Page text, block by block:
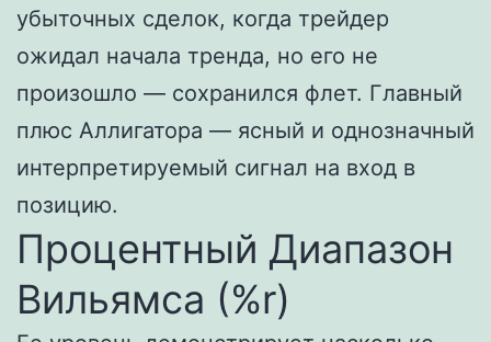
убыточных сделок, когда трейдер
ожидал начала тренда, но его не
произошло — сохранился флет. Главный
плюс Аллигатора — ясный и однозначный
интерпретируемый сигнал на вход в
позицию.
Процентный Диапазон
Вильямса (%r)